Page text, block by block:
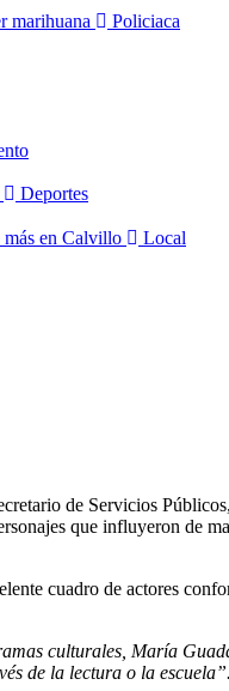
marihuana
Policiaca
Deportes
más en Calvillo
Local
de Servicios
que influyeron de
cuadro de actores
culturales, María
de la lectura o la escuela”.